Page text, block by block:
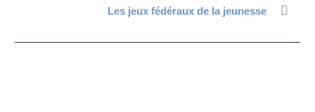
Les jeux fédéraux de la jeunesse